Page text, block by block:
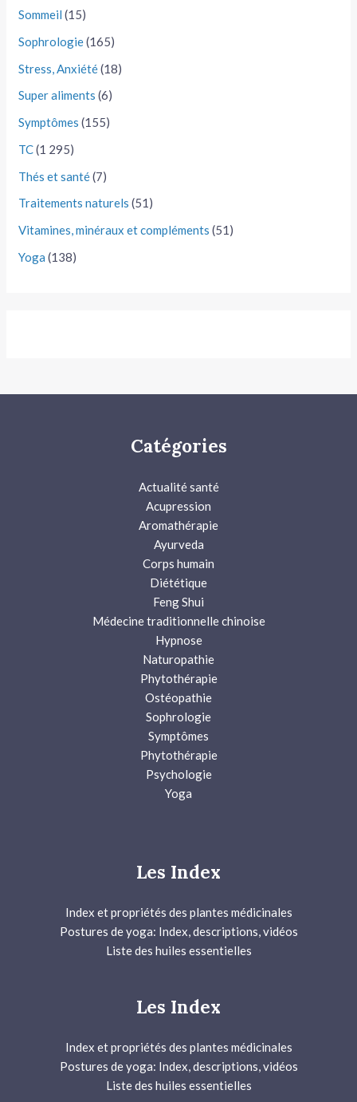
Sommeil (15)
Sophrologie(165)
Stress, Anxiété(18)
Super aliments (6)
Symptômes (155)
TC(1 295)
Thés et santé(7)
Traitements naturels (51)
Vitamines, minéraux et compléments (51)
Yoga (138)
Catégories
Actualité santé
Acupression
Aromathérapie
Ayurveda
Corps humain
Diététique
Feng Shui
Médecine traditionnelle chinoise
Hypnose
Naturopathie
Phytothérapie
Ostéopathie
Sophrologie
Symptômes
Phytothérapie
Psychologie
Yoga
Les Index
Index et propriétés des plantes médicinales
Postures de yoga: Index, descriptions, vidéos
Liste des huiles essentielles
Les Index
Index et propriétés des plantes médicinales
Postures de yoga: Index, descriptions, vidéos
Liste des huiles essentielles